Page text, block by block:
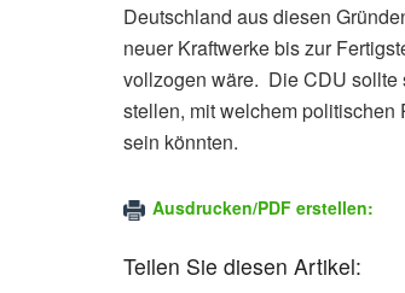
Deutschland aus diesen
neuer Kraftwerke bis zur
vollzogen wäre. Die CDU sollte
stellen, mit welchem politischen
sein könnten.
Ausdrucken/PDF erstellen:
Teilen Sie diesen Artikel: